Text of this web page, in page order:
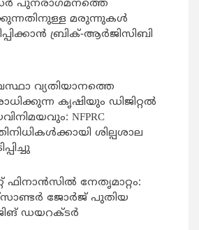
പുനരാഗമനത്തെ
മരുന്നുകള്‍
ബ്രിക്-ആര്‍ജിസിബി
വ്യതിയാനത്തെ
കൃഷിയും ഡിജിറ്റൽ
NFPRC
ശില്പശാല
ഫിനാൻസിൽ നേതൃമാറ്റം:
ജോർജ് പുതിയ
ഡയറക്ടർ